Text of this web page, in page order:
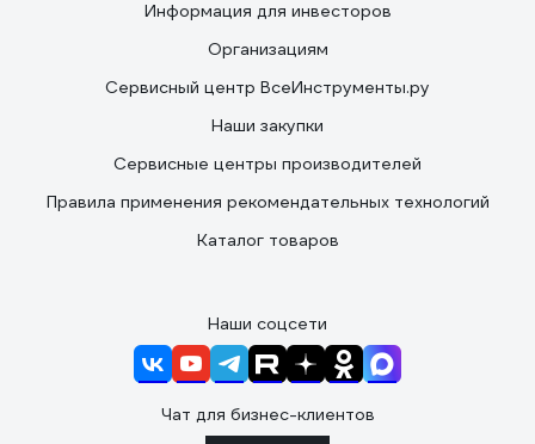
Информация для инвесторов
Организациям
Сервисный центр ВсеИнструменты.ру
Наши закупки
Сервисные центры производителей
Правила применения рекомендательных технологий
Каталог товаров
Наши соцсети
Чат для бизнес-клиентов